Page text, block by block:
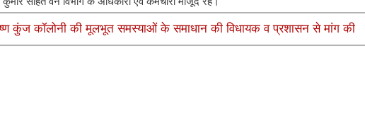
कुंज कॉलोनी की मूलभूत समस्याओं के समाधान की विधायक व प्रशासन से मांग की